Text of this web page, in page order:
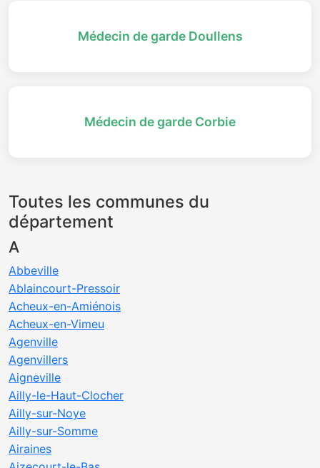
Médecin de garde Doullens
Médecin de garde Corbie
Toutes les communes du
département
A
Abbeville
Ablaincourt-Pressoir
Acheux-en-Amiénois
Acheux-en-Vimeu
Agenville
Agenvillers
Aigneville
Ailly-le-Haut-Clocher
Ailly-sur-Noye
Ailly-sur-Somme
Airaines